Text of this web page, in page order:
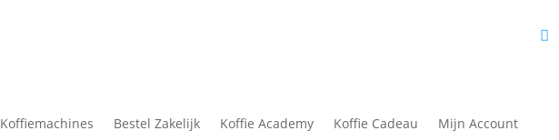
Koffiemachines Bestel Zakelijk Koffie Academy Koffie Cadeau Mijn Account